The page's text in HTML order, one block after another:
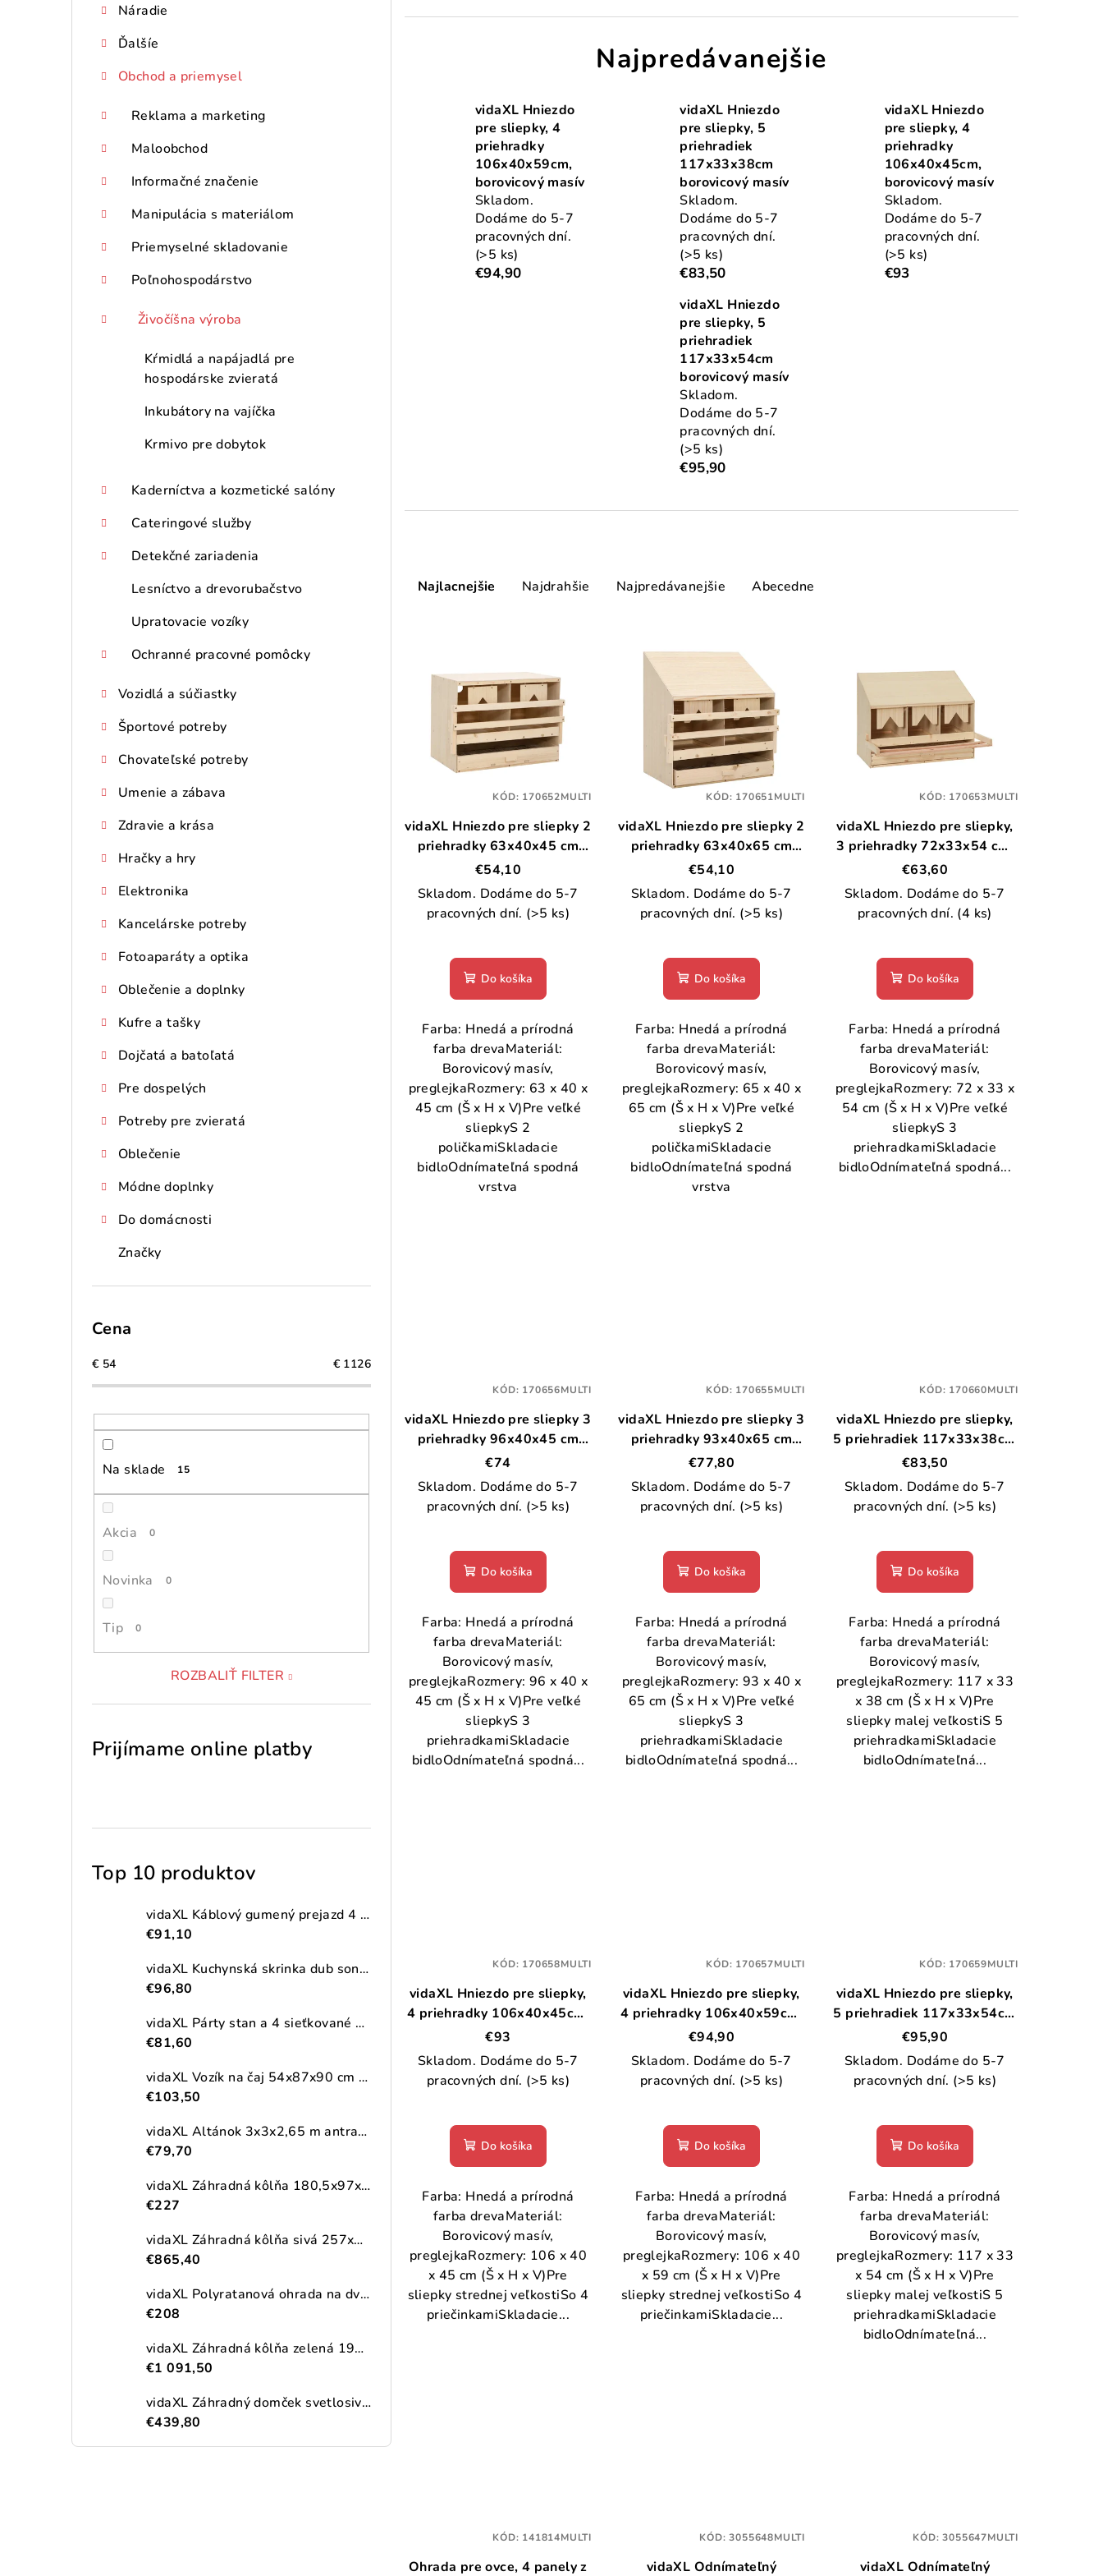
Náradie
Ďalšíe
Obchod a priemysel
Reklama a marketing
Maloobchod
Informačné značenie
Manipulácia s materiálom
Priemyselné skladovanie
Poľnohospodárstvo
Živočíšna výroba
Kŕmidlá a napájadlá pre
hospodárske zvieratá
Inkubátory na vajíčka
Krmivo pre dobytok
Kaderníctva a kozmetické salóny
Cateringové služby
Detekčné zariadenia
Lesníctvo a drevorubačstvo
Upratovacie vozíky
Ochranné pracovné pomôcky
Vozidlá a súčiastky
Športové potreby
Chovateľské potreby
Umenie a zábava
Zdravie a krása
Hračky a hry
Elektronika
Kancelárske potreby
Fotoaparáty a optika
Oblečenie a doplnky
Kufre a tašky
Dojčatá a batoľatá
Pre dospelých
Potreby pre zvieratá
Oblečenie
Módne doplnky
Do domácnosti
Značky
Cena
€ 54 € 1126
Na sklade 15
Akcia 0
Novinka 0
Tip 0
ROZBALIŤ FILTER
Prijímame online platby
Top 10 produktov
vidaXL Káblový gumený prejazd 4 ks 2-kanálový 101,5 cm
€91,10
vidaXL Kuchynská skrinka dub sonoma 38x41,5x131,5 cm kompozitné drevo
€96,80
vidaXL Párty stan a 4 sieťkované bočné steny antracitový 2,5x2,5m HDPE
€81,60
vidaXL Vozík na čaj 54x87x90 cm masívna akácia
€103,50
vidaXL Altánok 3x3x2,65 m antracitový 180 g/m²
€79,70
vidaXL Záhradná kôlňa 180,5x97x209,5cm pozinkovaná oceľ drevený vzhľad
€227
vidaXL Záhradná kôlňa sivá 257x990x181 cm pozinkovaná oceľ
€865,40
vidaXL Polyratanová ohrada na dva vonkajšie odpadkové koše, čierna 148x80x111 cm
€208
vidaXL Záhradná kôlňa zelená 192x689x223 cm pozinkovaná oceľ
€1 091,50
vidaXL Záhradný domček svetlosivý 191x300x198 cm pozinkovaná oceľ
€439,80
Najpredávanejšie
vidaXL Hniezdo
pre sliepky, 4
priehradky
106x40x59cm,
borovicový masív
Skladom.
Dodáme do 5-7
pracovných dní.
(>5 ks)
€94,90
vidaXL Hniezdo
pre sliepky, 5
priehradiek
117x33x38cm
borovicový masív
Skladom.
Dodáme do 5-7
pracovných dní.
(>5 ks)
€83,50
vidaXL Hniezdo
pre sliepky, 4
priehradky
106x40x45cm,
borovicový masív
Skladom.
Dodáme do 5-7
pracovných dní.
(>5 ks)
€93
vidaXL Hniezdo
pre sliepky, 5
priehradiek
117x33x54cm
borovicový masív
Skladom.
Dodáme do 5-7
pracovných dní.
(>5 ks)
€95,90
a
r
o
u
Najlacnejšie Najdrahšie Najpredávanejšie Abecedne
r
d
vidaXL Hniezdo pre sliepky 2
priehradky 63x40x45 cm
borovicové drevo
€54,10
Skladom. Dodáme do 5-7
pracovných dní. (>5 ks)
Do košíka
Farba: Hnedá a prírodná
farba drevaMateriál:
Borovicový masív,
preglejkaRozmery: 63 x 40 x
45 cm (Š x H x V)Pre veľké
sliepkyS 2
poličkamiSkladacie
bidloOdnímateľná spodná
vrstva
KÓD: 170652MULTI
vidaXL Hniezdo pre sliepky 2
priehradky 63x40x65 cm
borovicové drevo
€54,10
Skladom. Dodáme do 5-7
pracovných dní. (>5 ks)
Do košíka
Farba: Hnedá a prírodná
farba drevaMateriál:
Borovicový masív,
preglejkaRozmery: 65 x 40 x
65 cm (Š x H x V)Pre veľké
sliepkyS 2
poličkamiSkladacie
bidloOdnímateľná spodná
vrstva
KÓD: 170651MULTI
vidaXL Hniezdo pre sliepky,
3 priehradky 72x33x54 cm,
borovicový masív
€63,60
Skladom. Dodáme do 5-7
pracovných dní. (4 ks)
Do košíka
Farba: Hnedá a prírodná
farba drevaMateriál:
Borovicový masív,
preglejkaRozmery: 72 x 33 x
54 cm (Š x H x V)Pre veľké
sliepkyS 3
priehradkamiSkladacie
bidloOdnímateľná spodná...
KÓD: 170653MULTI
vidaXL Hniezdo pre sliepky 3
priehradky 96x40x45 cm
borovicové drevo
€74
Skladom. Dodáme do 5-7
pracovných dní. (>5 ks)
Do košíka
Farba: Hnedá a prírodná
farba drevaMateriál:
Borovicový masív,
preglejkaRozmery: 96 x 40 x
45 cm (Š x H x V)Pre veľké
sliepkyS 3
priehradkamiSkladacie
bidloOdnímateľná spodná...
KÓD: 170656MULTI
vidaXL Hniezdo pre sliepky 3
priehradky 93x40x65 cm
borovicové drevo
€77,80
Skladom. Dodáme do 5-7
pracovných dní. (>5 ks)
Do košíka
Farba: Hnedá a prírodná
farba drevaMateriál:
Borovicový masív,
preglejkaRozmery: 93 x 40 x
65 cm (Š x H x V)Pre veľké
sliepkyS 3
priehradkamiSkladacie
bidloOdnímateľná spodná...
KÓD: 170655MULTI
vidaXL Hniezdo pre sliepky,
5 priehradiek 117x33x38cm
borovicový masív
€83,50
Skladom. Dodáme do 5-7
pracovných dní. (>5 ks)
Do košíka
Farba: Hnedá a prírodná
farba drevaMateriál:
Borovicový masív,
preglejkaRozmery: 117 x 33
x 38 cm (Š x H x V)Pre
sliepky malej veľkostiS 5
priehradkamiSkladacie
bidloOdnímateľná...
KÓD: 170660MULTI
vidaXL Hniezdo pre sliepky,
4 priehradky 106x40x45cm,
borovicový masív
€93
Skladom. Dodáme do 5-7
pracovných dní. (>5 ks)
Do košíka
Farba: Hnedá a prírodná
farba drevaMateriál:
Borovicový masív,
preglejkaRozmery: 106 x 40
x 45 cm (Š x H x V)Pre
sliepky strednej veľkostiSo 4
priečinkamiSkladacie...
KÓD: 170658MULTI
vidaXL Hniezdo pre sliepky,
4 priehradky 106x40x59cm,
borovicový masív
€94,90
Skladom. Dodáme do 5-7
pracovných dní. (>5 ks)
Do košíka
Farba: Hnedá a prírodná
farba drevaMateriál:
Borovicový masív,
preglejkaRozmery: 106 x 40
x 59 cm (Š x H x V)Pre
sliepky strednej veľkostiSo 4
priečinkamiSkladacie...
KÓD: 170657MULTI
vidaXL Hniezdo pre sliepky,
5 priehradiek 117x33x54cm
borovicový masív
€95,90
Skladom. Dodáme do 5-7
pracovných dní. (>5 ks)
Do košíka
Farba: Hnedá a prírodná
farba drevaMateriál:
Borovicový masív,
preglejkaRozmery: 117 x 33
x 54 cm (Š x H x V)Pre
sliepky malej veľkostiS 5
priehradkamiSkladacie
bidloOdnímateľná...
KÓD: 170659MULTI
Ohrada pre ovce, 4 panely z
KÓD: 141814MULTI
vidaXL Odnímateľný
KÓD:3055648MULTI
vidaXL Odnímateľný
KÓD:3055647MULTI